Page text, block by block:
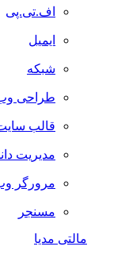
اف.تی.پی
ایمیل
شبکه
طراحی وب
قالب سایت
مدیریت دانلود
مرورگر وب
مسنجر
مدیا